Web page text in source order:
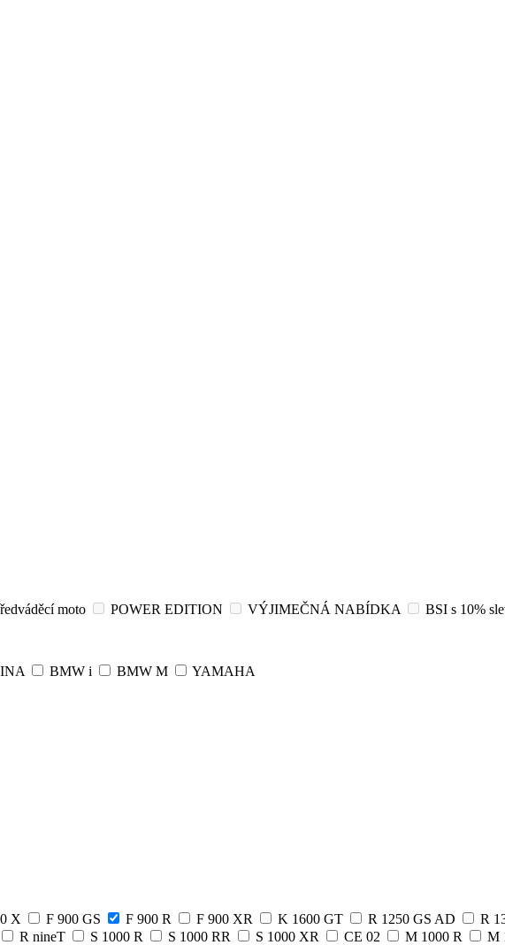
moto POWER EDITION VÝJIMEČNÁ NABÍDKA
BSI s 10%
BMW i BMW M
YAMAHA
X F 900 GS F 900 R F 900 XR K 1600 GT R 1250 GS AD
R
R nineT S 1000 R S 1000 RR S 1000 XR CE 02 M 1000 R
M